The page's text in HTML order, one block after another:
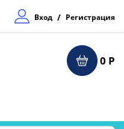
Вход / Регистрация
0 Р